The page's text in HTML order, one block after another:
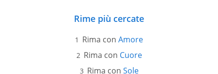
Rime più cercate
Rima con Amore
Rima con Cuore
Rima con Sole